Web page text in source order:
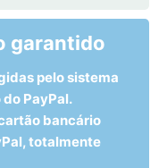
garantido
pelo sistema
PayPal.
bancário
totalmente